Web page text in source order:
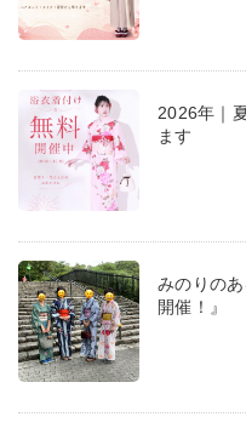
2026年｜
ます
みのりの
開催！』